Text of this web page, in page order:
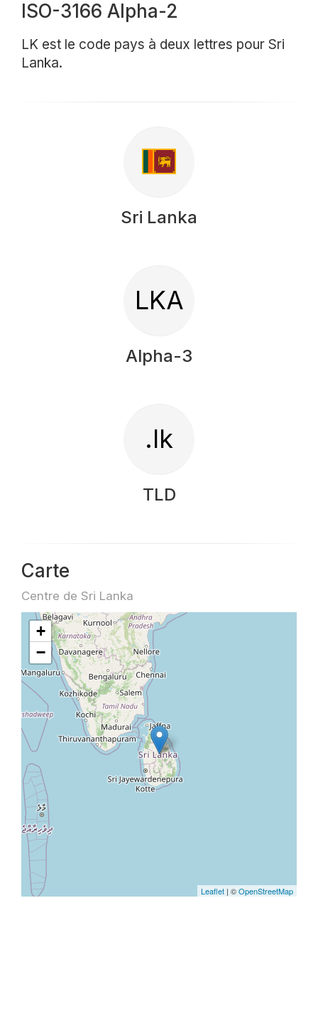
ISO-3166 Alpha-2
LK est le code pays à deux lettres pour Sri
Lanka.
Sri Lanka
LKA
Alpha-3
.lk
TLD
Carte
Centre de Sri Lanka
+
−
Leaflet | ©OpenStreetMap